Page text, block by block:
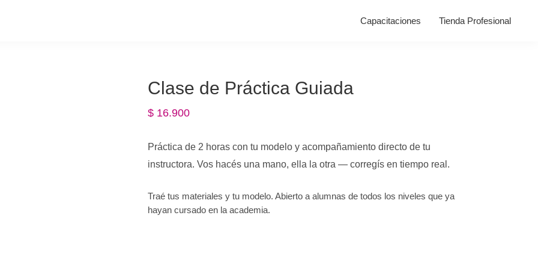
Capacitaciones Tienda Profesional
Clase de Práctica Guiada
$16.900
Práctica de 2 horas con tu modelo y acompañamiento directo de tu
instructora. Vos hacés una mano, ella la otra — corregís en tiempo real.
Traé tus materiales y tu modelo. Abierto a alumnas de todos los niveles que ya
hayan cursado en la academia.